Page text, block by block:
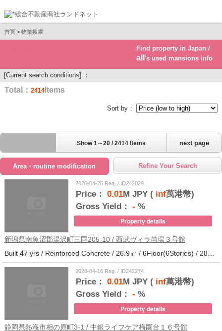
首頁 > 物業搜索
Find property in Japan /
all 's used mansions info
[Current search conditions] ：
Total： 2414Items
Sort by：
next page
Show 1～20 / 2414 Items
Area・routine modification Refine Your Search
2026-04-25 Reg. / ID242029
Price： 0.01M JPY (inf萬港幣)
Gross Yield： - %
Property details
新潟県南魚沼郡湯沢町三国205-10 / 西武ヴィラ苗場３号館
2026-04-16 Reg. / ID242274
Price： 0.01M JPY (inf萬港幣)
Gross Yield： - %
Property details
静岡県熱海市相の原町3-1 / 中銀ライフケア梅園台１６号館